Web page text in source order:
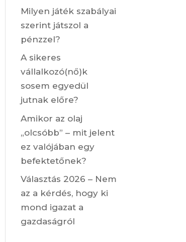
Milyen játék szabályai
szerint játszol a
pénzzel?
A sikeres
vállalkozó(nő)k
sosem egyedül
jutnak előre?
Amikor az olaj
„olcsóbb” – mit jelent
ez valójában egy
befektetőnek?
Választás 2026 – Nem
az a kérdés, hogy ki
mond igazat a
gazdaságról